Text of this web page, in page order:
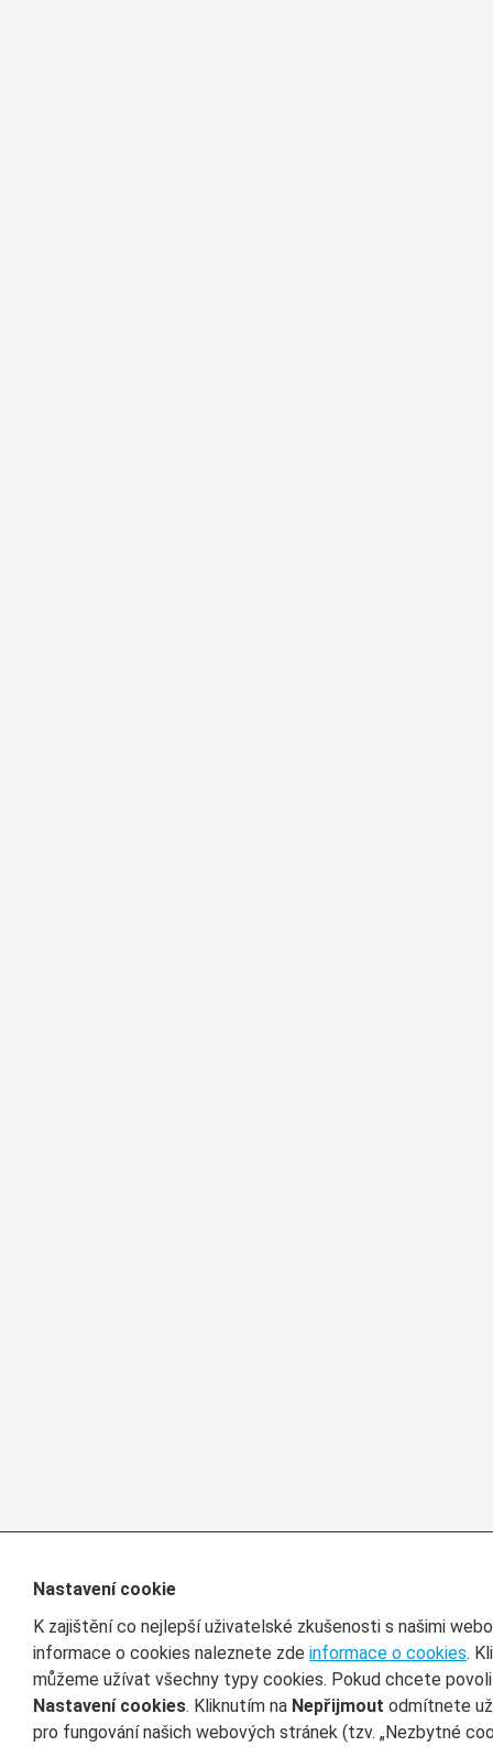
Nastavení cookie
K zajištění co nejlepší uživatelské zkušenosti s našimi
informace o cookies naleznete zde informace o cookies.
můžeme užívat všechny typy cookies. Pokud chcete
Nastavení cookies. Kliknutím na Nepřijmout odmítnete
pro fungování našich webových stránek (tzv. „Nezbytné